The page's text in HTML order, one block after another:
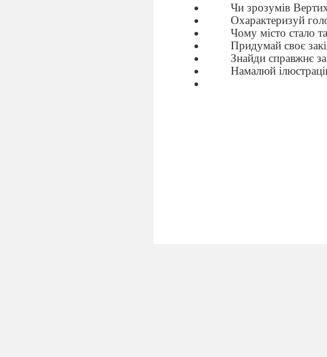
Чи зрозумів
Охарактеризуй
Чому місто стало
Придумай своє
Знайди справжнє
Намалюй